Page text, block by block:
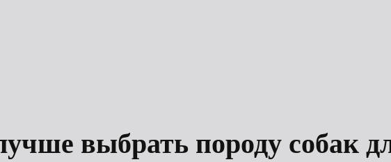
выбрать породу собак